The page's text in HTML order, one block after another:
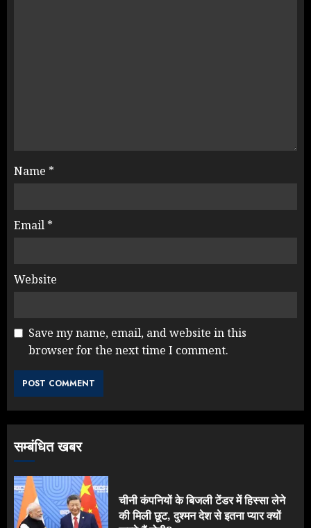
Name *
Email *
Website
Save my name, email, and website in this
browser for the next time I comment.
सम्बंधित खबर
चीनी कंपनियों के बिजली टेंडर में हिस्सा लेने
की मिली छूट, दुश्मन देश से इतना प्यार क्यों
NEET महाघोटाले पर Rahul Gandhi
4
JULY 23, 2026